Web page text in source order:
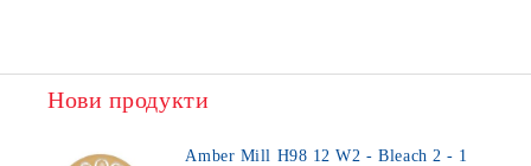
Нови продукти
Amber Mill H98 12 W2 - Bleach 2 - 1